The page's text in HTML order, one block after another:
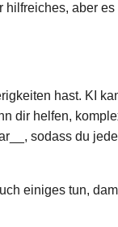
hilfreiches, aber
hast. KI
dir helfen,
sodass du
einiges tun,